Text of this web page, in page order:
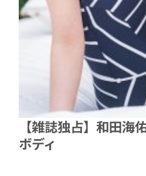
【雑誌独占】和田海
ボディ